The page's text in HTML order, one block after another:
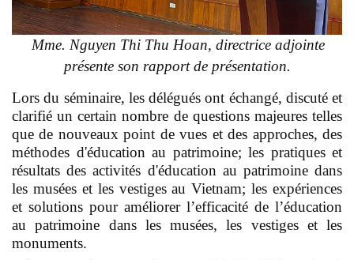
Mme. Nguyen Thi Thu Hoan, directrice adjointe
présente son rapport de présentation.
Lors du séminaire, les délégués ont échangé, discuté et
clarifié un certain nombre de questions majeures telles
que de nouveaux point de vues et des approches, des
méthodes d'éducation au patrimoine; les pratiques et
résultats des activités d'éducation au patrimoine dans
les musées et les vestiges au Vietnam; les expériences
et solutions pour améliorer l’efficacité de l’éducation
au patrimoine dans les musées, les vestiges et les
monuments.